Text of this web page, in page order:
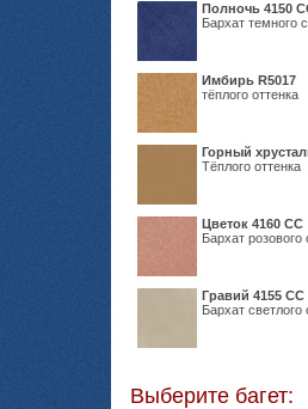
Полночь 4150
Бархат темного
Имбирь R5017
тёплого оттенка
Горный
Тёплого оттенка
Цветок 4160 СС
Бархат розового
Гравий 4155 СС
Бархат светлого
Выберите багет: